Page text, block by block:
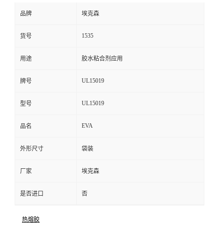
品牌 埃克森
货号 1535
用途 胶水粘合剂应用
牌号 UL15019
型号 UL15019
品名 EVA
外形尺寸 袋装
厂家 埃克森
是否进口 否
热熔胶